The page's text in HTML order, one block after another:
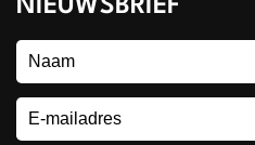
NIEUWSBRIEF